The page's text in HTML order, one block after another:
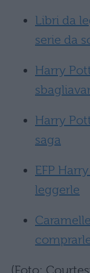
Libri da
serie da
Harry
Harry
saga
EFP
leggerle